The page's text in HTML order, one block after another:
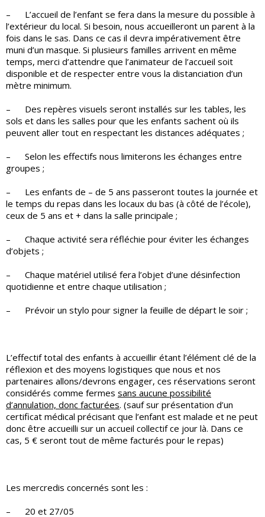
– L’accueil de l’enfant se fera dans la mesure du possible à
l’extérieur du local. Si besoin, nous accueilleront un parent à la
fois dans le sas. Dans ce cas il devra impérativement être
muni d’un masque. Si plusieurs familles arrivent en même
temps, merci d’attendre que l’animateur de l’accueil soit
disponible et de respecter entre vous la distanciation d’un
mètre minimum.
– Des repères visuels seront installés sur les tables, les
sols et dans les salles pour que les enfants sachent où ils
peuvent aller tout en respectant les distances adéquates ;
– Selon les effectifs nous limiterons les échanges entre
groupes ;
– Les enfants de – de 5 ans passeront toutes la journée et
le temps du repas dans les locaux du bas (à côté de l’école),
ceux de 5 ans et + dans la salle principale ;
– Chaque activité sera réfléchie pour éviter les échanges
d’objets ;
– Chaque matériel utilisé fera l’objet d’une désinfection
quotidienne et entre chaque utilisation ;
– Prévoir un stylo pour signer la feuille de départ le soir ;
L’effectif total des enfants à accueillir étant l’élément clé de la
réflexion et des moyens logistiques que nous et nos
partenaires allons/devrons engager, ces réservations seront
considérés comme fermes sans aucune possibilité
d’annulation, donc facturées. (sauf sur présentation d’un
certificat médical précisant que l’enfant est malade et ne peut
donc être accueilli sur un accueil collectif ce jour là. Dans ce
cas, 5 € seront tout de même facturés pour le repas)
Les mercredis concernés sont les :
– 20 et 27/05